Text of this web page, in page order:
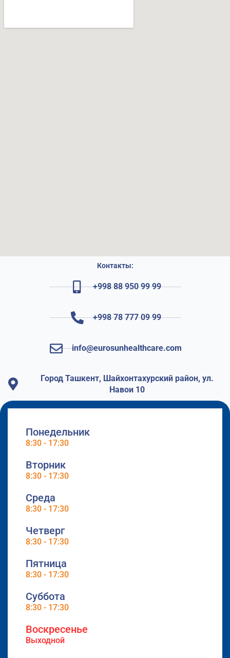
Понедельник
8:30 - 17:30
Вторник
8:30 - 17:30
Среда
8:30 - 17:30
Четверг
8:30 - 17:30
Пятница
8:30 - 17:30
Суббота
8:30 - 17:30
Воскресенье
Выходной
Контакты:
+998 88 950 99 99
+998 78 777 09 99
info@eurosunhealthcare.com
Город Ташкент, Шайхонтахурский район, ул.
Навои 10